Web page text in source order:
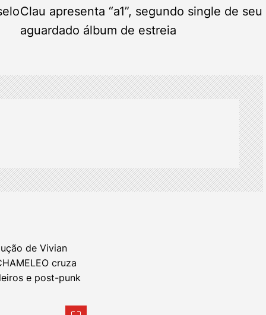
Clau apresenta “a1”, segundo single de seu
aguardado álbum de estreia